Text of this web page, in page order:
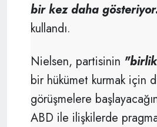
bir kez daha
kullandı.
Nielsen, partisinin
bir hükümet kurmak için
görüşmelere
ABD ile ilişkilerde